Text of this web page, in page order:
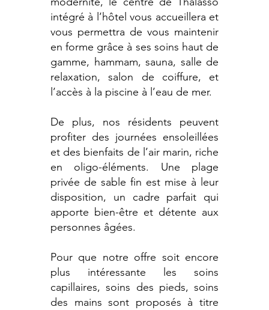
intégré à l’hôtel vous accueillera et
vous permettra de vous maintenir
en forme grâce à ses soins haut de
gamme, hammam, sauna, salle de
relaxation, salon de coiffure, et
l’accès à la piscine à l’eau de mer.
De plus, nos résidents peuvent
profiter des journées ensoleillées
et des bienfaits de l’air marin, riche
en oligo-éléments. Une plage
privée de sable fin est mise à leur
disposition, un cadre parfait qui
apporte bien-être et détente aux
personnes âgées.
Pour que notre offre soit encore
plus intéressante les soins
capillaires, soins des pieds, soins
des mains sont proposés à titre